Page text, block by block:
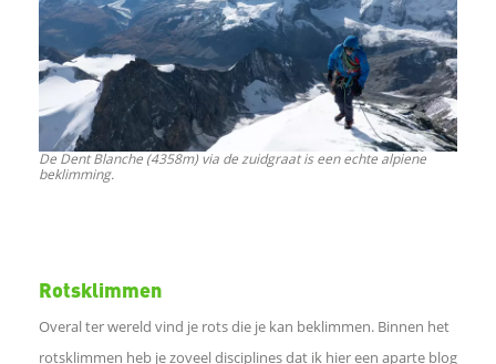
t
s
p
De Dent Blanche (4358m) via de zuidgraat is een echte alpiene
beklimming.
Rotsklimmen
Overal ter wereld vind je rots die je kan beklimmen. Binnen het
rotsklimmen heb je zoveel disciplines dat ik hier een aparte blog